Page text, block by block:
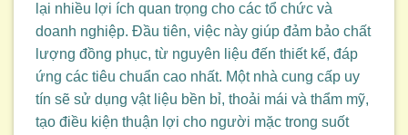
lại nhiều lợi ích quan trọng cho các tổ chức và
doanh nghiệp. Đầu tiên, việc này giúp đảm bảo chất
lượng đồng phục, từ nguyên liệu đến thiết kế, đáp
ứng các tiêu chuẩn cao nhất. Một nhà cung cấp uy
tín sẽ sử dụng vật liệu bền bỉ, thoải mái và thẩm mỹ,
tạo điều kiện thuận lợi cho người mặc trong suốt